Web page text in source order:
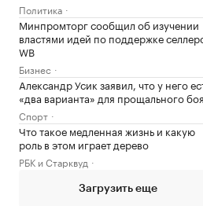
Политика
Минпромторг сообщил об изучении
властями идей по поддержке
WB
Бизнес
Александр Усик заявил, что у него
«два варианта» для прощального боя
Спорт
Что такое медленная жизнь и какую
роль в этом играет дерево
РБК и Старквуд
Загрузить еще